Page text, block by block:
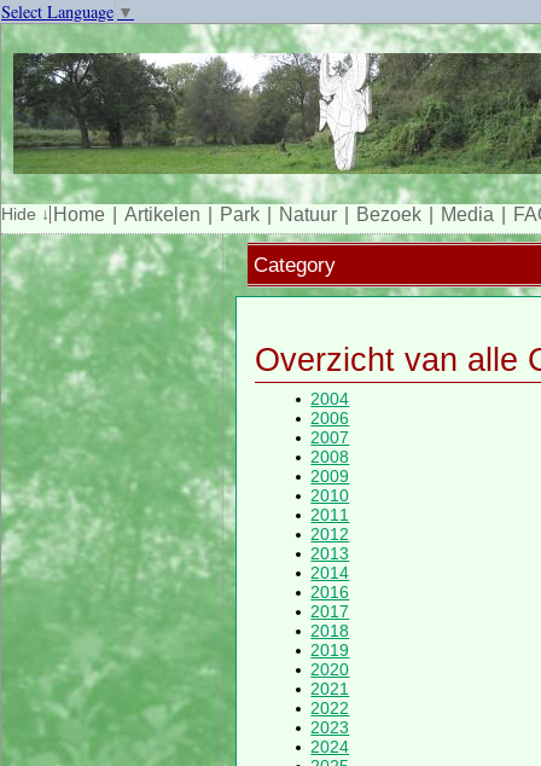
Select Language ▼
Home Artikelen Park Natuur Bezoek Media
Category
Overzicht van alle
2004
2006
2007
2008
2009
2010
2011
2012
2013
2014
2016
2017
2018
2019
2020
2021
2022
2023
2024